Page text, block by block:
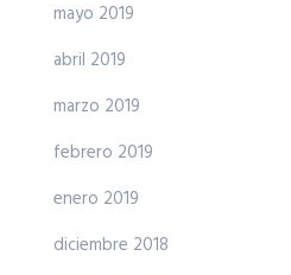
mayo 2019
abril 2019
marzo 2019
febrero 2019
enero 2019
diciembre 2018